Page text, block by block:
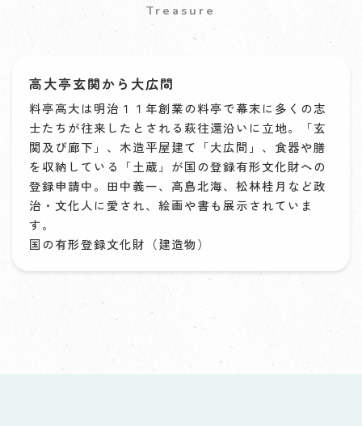
Treasure
高大亭玄関から大広間
料亭高大は明治１１年創業の料亭で幕末に多くの志
士たちが往来したとされる萩往還沿いに立地。「玄
関及び廊下」、木造平屋建て「大広間」、食器や膳
を収納している「土蔵」が国の登録有形文化財への
登録申請中。田中義一、高島北海、松林桂月など政
治・文化人に愛され、絵画や書も展示されていま
す。
国の有形登録文化財（建造物）